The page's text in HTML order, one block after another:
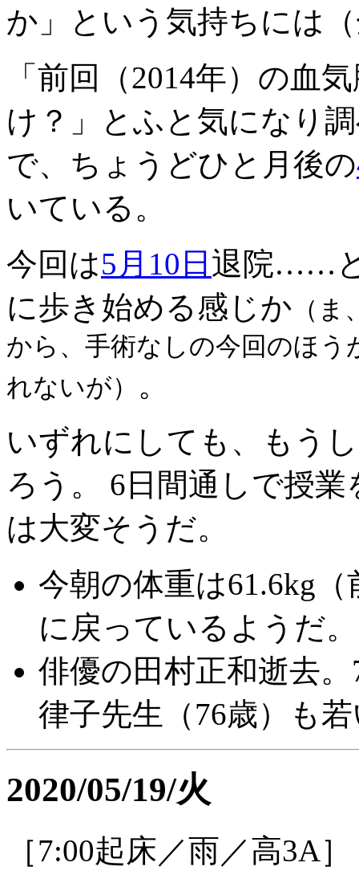
か」という気持ちには
「前回（2014年）の血
け？」とふと気になり
で、ちょうどひと月後の
いている。
今回は5月10日 退院……と
に歩き始める感じか （
から、手術なしの今回のほ
れないが）
。
いずれにしても、もう
ろう。 6日間通しで授
は大変そうだ。
今朝の体重は61.6kg
に戻っているようだ。
俳優の田村正和逝去
律子先生（76歳）も
2020/05/19/火
［7:00起床／雨／高3A］